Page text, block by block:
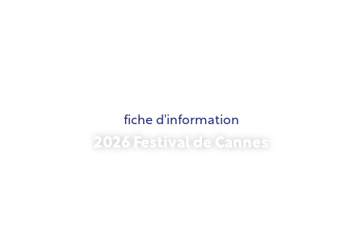
fiche d'information
2026 Festival de Cannes